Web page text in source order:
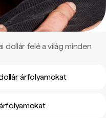
dollár felé a világ minden
árfolyamokat